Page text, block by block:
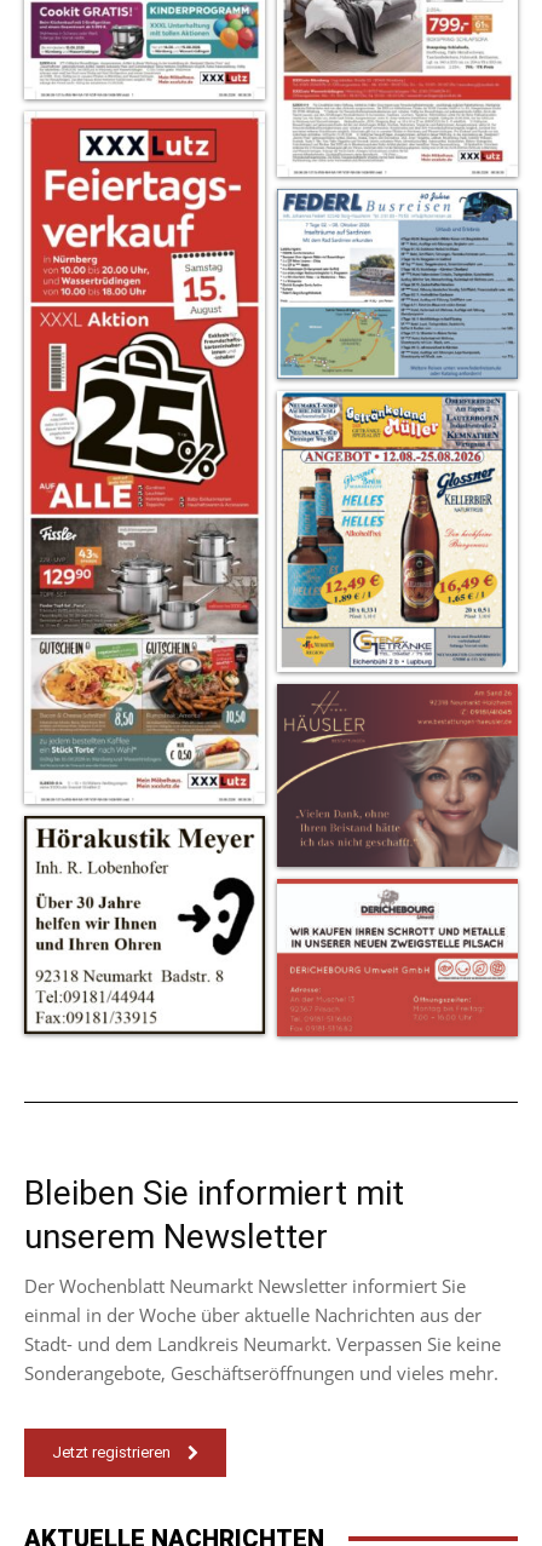
Bleiben Sie informiert mit
unserem Newsletter
Der Wochenblatt Neumarkt Newsletter informiert Sie
einmal in der Woche über aktuelle Nachrichten aus der
Stadt- und dem Landkreis Neumarkt. Verpassen Sie keine
Sonderangebote, Geschäftseröffnungen und vieles mehr.
Jetzt registrieren
AKTUELLE NACHRICHTEN